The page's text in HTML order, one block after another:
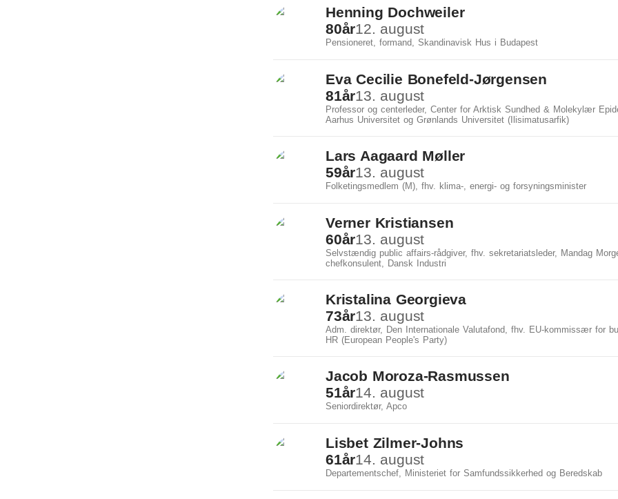
Henning Dochweiler
80år12. august
Pensioneret, formand, Skandinavisk Hus i Budapest
Eva Cecilie Bonefeld-Jørgensen
81år13. august
Professor og centerleder, Center for Arktisk Sundhed & Molekylær
Aarhus Universitet og Grønlands Universitet (Ilisimatusarfik)
Lars Aagaard Møller
59år13. august
Folketingsmedlem (M), fhv. klima-, energi- og forsyningsminister
Verner Kristiansen
60år13. august
Selvstændig public affairs-rådgiver, fhv. sekretariatsleder, Mandag
chefkonsulent, Dansk Industri
Kristalina Georgieva
73år13. august
Adm. direktør, Den Internationale Valutafond, fhv. EU-kommissær for
HR (European People's Party)
Jacob Moroza-Rasmussen
51år14. august
Seniordirektør, Apco
Lisbet Zilmer-Johns
61år14. august
Departementschef, Ministeriet for Samfundssikkerhed og Beredskab